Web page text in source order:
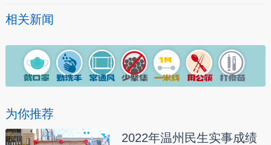
相关新闻
为你推荐
2022年温州民生实事成绩